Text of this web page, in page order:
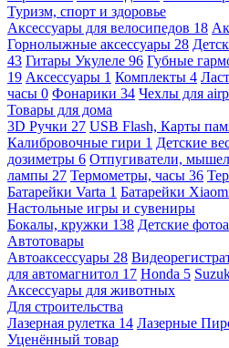
Туризм, спорт и здоровье
Аксессуары для велосипедов 18
Горнолыжные аксессуары 28
43 Гитары Укулеле 96 Губные
19 Аксессуары 1 Комплекты 4
часы 0 Фонарики 34 Чехлы для
Товары для дома
3D Ручки 27 USB Flash, Карты
Калибровочные гири 1 Детские
дозиметры 6 Отпугиватели,
лампы 27 Термометры, часы 36
Батарейки Varta 1 Батарейки
Настольные игры и сувениры
Бокалы, кружки 138 Детские
Автотовары
Автоаксессуары 28
для автомагнитол 17 Honda 5
Аксессуары для животных
Для строительства
Лазерная рулетка 14 Лазерные
Уценённый товар